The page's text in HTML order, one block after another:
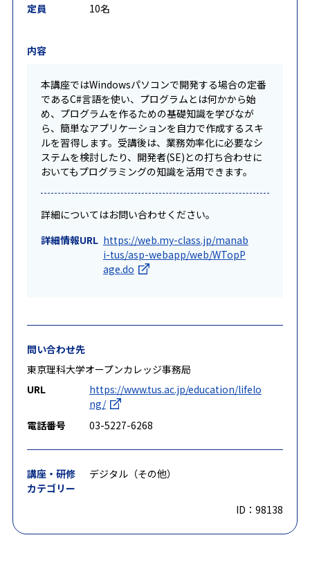
定員
10名
内容
本講座ではWindowsパソコンで開発する場合の定番
であるC#言語を使い、プログラムとは何かから始
め、プログラムを作るための基礎知識を学びなが
ら、簡単なアプリケーションを自力で作成するスキ
ルを習得します。受講後は、業務効率化に必要なシ
ステムを検討したり、開発者(SE)との打ち合わせに
おいてもプログラミングの知識を活用できます。
詳細についてはお問い合わせください。
詳細情報URL https://web.my-class.jp/manab
i-tus/asp-webapp/web/WTopP
age.do
問い合わせ先
東京理科大学オープンカレッジ事務局
URL
https://www.tus.ac.jp/education/lifelo
ng/
電話番号
03-5227-6268
講座・研修
カテゴリー
デジタル（その他）
ID：98138